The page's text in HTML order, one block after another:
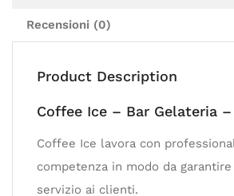
Recensioni (0)
Product Description
Coffee Ice – Bar Gelateria –
Coffee Ice lavora con
competenza in modo da
servizio ai clienti.